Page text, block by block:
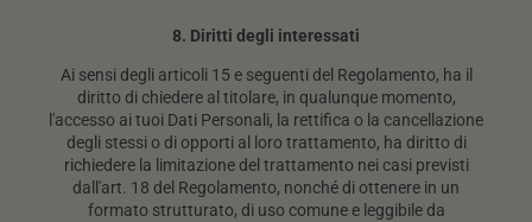
8. Diritti degli interessati
Ai sensi degli articoli 15 e seguenti del Regolamento, ha il
diritto di chiedere al titolare, in qualunque momento,
l'accesso ai tuoi Dati Personali, la rettifica o la cancellazione
degli stessi o di opporti al loro trattamento, ha diritto di
richiedere la limitazione del trattamento nei casi previsti
dall'art. 18 del Regolamento, nonché di ottenere in un
formato strutturato, di uso comune e leggibile da